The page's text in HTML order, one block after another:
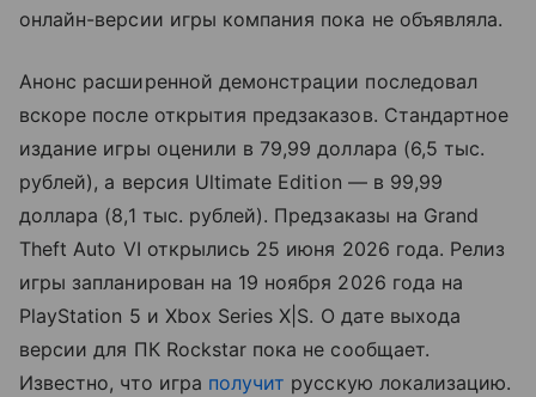
онлайн-версии игры компания пока не объявляла.
Анонс расширенной демонстрации последовал
вскоре после открытия предзаказов. Стандартное
издание игры оценили в 79,99 доллара (6,5 тыс.
рублей), а версия Ultimate Edition — в 99,99
доллара (8,1 тыс. рублей). Предзаказы на Grand
Theft Auto VI открылись 25 июня 2026 года. Релиз
игры запланирован на 19 ноября 2026 года на
PlayStation 5 и Xbox Series X|S. О дате выхода
версии для ПК Rockstar пока не сообщает.
Известно, что игра получит русскую локализацию.